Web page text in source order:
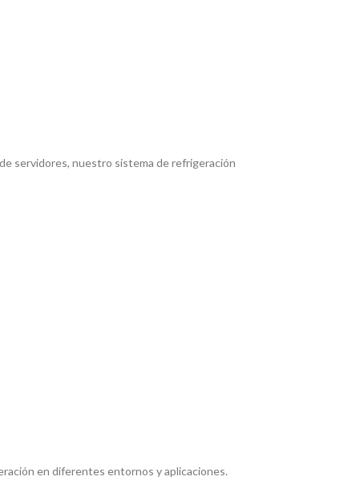
servidores, nuestro sistema de refrigeración
en diferentes entornos y aplicaciones.